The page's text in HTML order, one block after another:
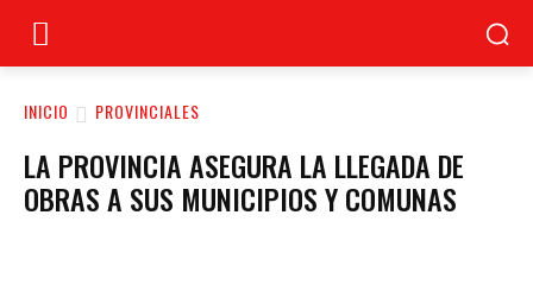
INICIO PROVINCIALES
LA PROVINCIA ASEGURA LA LLEGADA DE
OBRAS A SUS MUNICIPIOS Y COMUNAS